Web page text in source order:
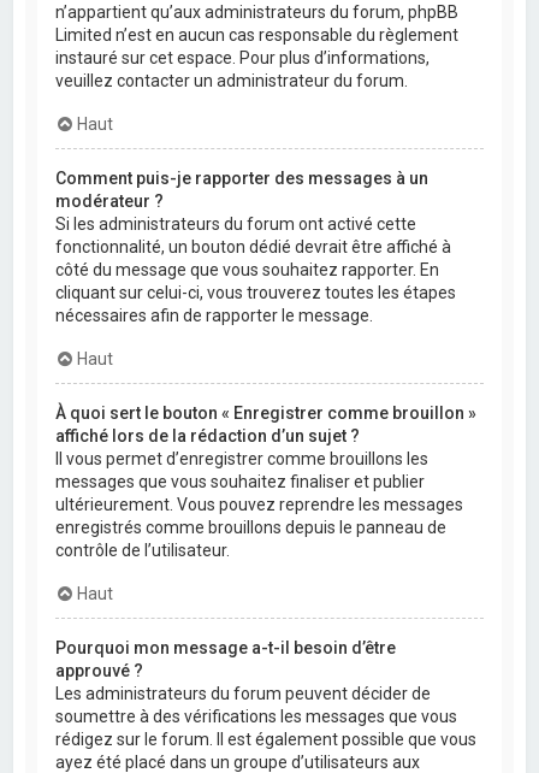
n’appartient qu’aux administrateurs du forum, phpBB
Limited n’est en aucun cas responsable du règlement
instauré sur cet espace. Pour plus d’informations,
veuillez contacter un administrateur du forum.
Haut
Comment puis-je rapporter des messages à un
modérateur ?
Si les administrateurs du forum ont activé cette
fonctionnalité, un bouton dédié devrait être affiché à
côté du message que vous souhaitez rapporter. En
cliquant sur celui-ci, vous trouverez toutes les étapes
nécessaires afin de rapporter le message.
Haut
À quoi sert le bouton « Enregistrer comme brouillon »
affiché lors de la rédaction d’un sujet ?
Il vous permet d’enregistrer comme brouillons les
messages que vous souhaitez finaliser et publier
ultérieurement. Vous pouvez reprendre les messages
enregistrés comme brouillons depuis le panneau de
contrôle de l’utilisateur.
Haut
Pourquoi mon message a-t-il besoin d’être
approuvé ?
Les administrateurs du forum peuvent décider de
soumettre à des vérifications les messages que vous
rédigez sur le forum. Il est également possible que vous
ayez été placé dans un groupe d’utilisateurs aux